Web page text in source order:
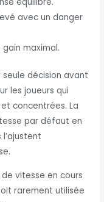
avec un danger
maximal.
décision avant
les joueurs qui
concentrées. La
par défaut en
vitesse en cours
rarement utilisée